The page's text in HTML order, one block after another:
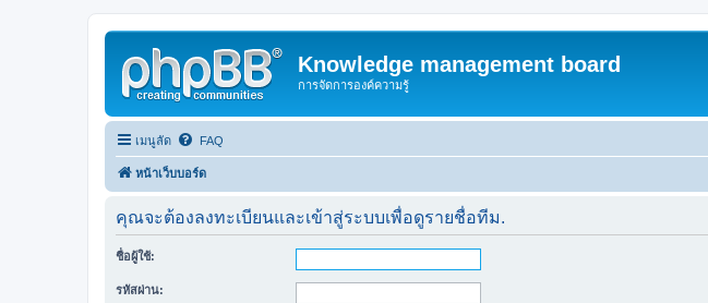
Knowledge management board
การจัดการองค์ความรู้
เมนูลัด FAQ
หน้าเว็บบอร์ด
คุณจะต้องลงทะเบียนและเข้าสู่ระบบเพื่อดูรายชื่อทีม.
ชื่อผู้ใช้:
รหัสผ่าน: